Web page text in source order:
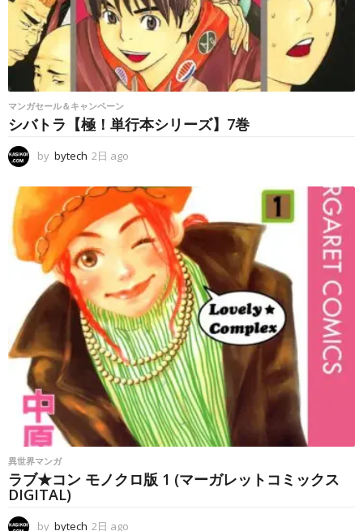
マンガセール＆キャンペーン
シバトラ【極！単行本シリーズ】7巻
by bytech 2日 ago
a
g
o
異世界マンガ
ラブ★コン モノクロ版 1 (マーガレットコミックス
DIGITAL)
by bytech 2日 ago